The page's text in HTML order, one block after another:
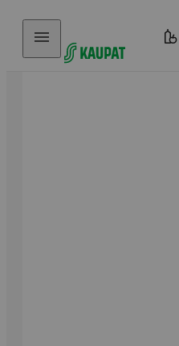
Hyppää sisältöön